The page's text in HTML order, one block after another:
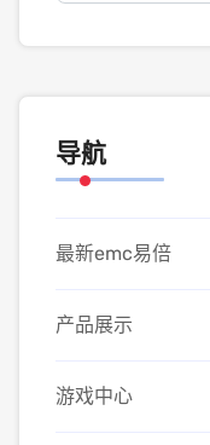
导航
最新emc易倍
产品展示
游戏中心